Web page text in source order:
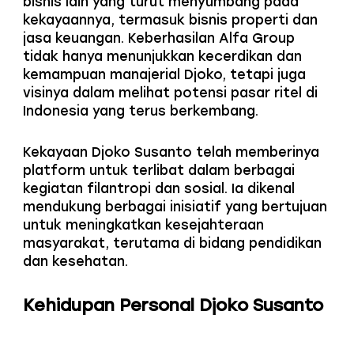
kekayaannya, termasuk bisnis properti dan
jasa keuangan. Keberhasilan Alfa Group
tidak hanya menunjukkan kecerdikan dan
kemampuan manajerial Djoko, tetapi juga
visinya dalam melihat potensi pasar ritel di
Indonesia yang terus berkembang.
Kekayaan Djoko Susanto telah memberinya
platform untuk terlibat dalam berbagai
kegiatan filantropi dan sosial. Ia dikenal
mendukung berbagai inisiatif yang bertujuan
untuk meningkatkan kesejahteraan
masyarakat, terutama di bidang pendidikan
dan kesehatan.
Kehidupan Personal Djoko Susanto